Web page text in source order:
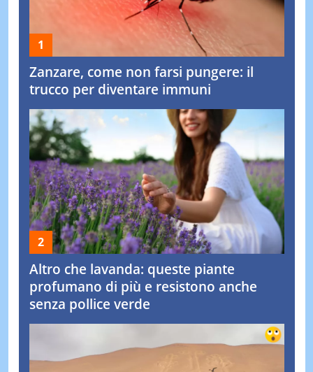
Zanzare, come non farsi pungere: il
trucco per diventare immuni
Altro che lavanda: queste piante
profumano di più e resistono anche
senza pollice verde